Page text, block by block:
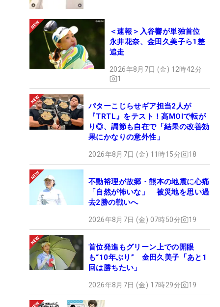
＜速報＞入谷響が単独首位
永井花奈、金田久美子ら1差
追走
2026年8月7日 (金) 12時42分
1
パターこじらせギア担当2人が
『TRTL』をテスト！高MOIで転が
り◎、調節も自在で「結果の改善効
果にかなりの意外性」
2026年8月7日 (金) 11時15分 18
不動裕理が故郷・熊本の地震に心痛
「自然が怖いな」 被災地を思い過
去2勝の戦いへ
2026年8月7日 (金) 07時50分 19
首位発進もグリーン上での開眼
も“10年ぶり” 金田久美子「あと1
回は勝ちたい」
2026年8月7日 (金) 17時29分 19